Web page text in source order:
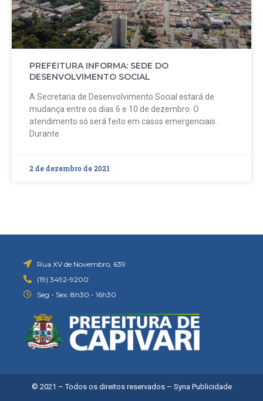
PREFEITURA INFORMA: SEDE DO
DESENVOLVIMENTO SOCIAL
A Secretaria de Desenvolvimento Social estará de
mudança entre os dias 6 e 10 de dezembro. O
atendimento só será feito em casos emergenciais.
Durante
2 de dezembro de 2021
Rua XV de Novembro, 639
(19) 3492-9200
Seg - Sex: 8h30 - 16h30
© 2021 – Todos os direitos reservados – Syna Publicidade